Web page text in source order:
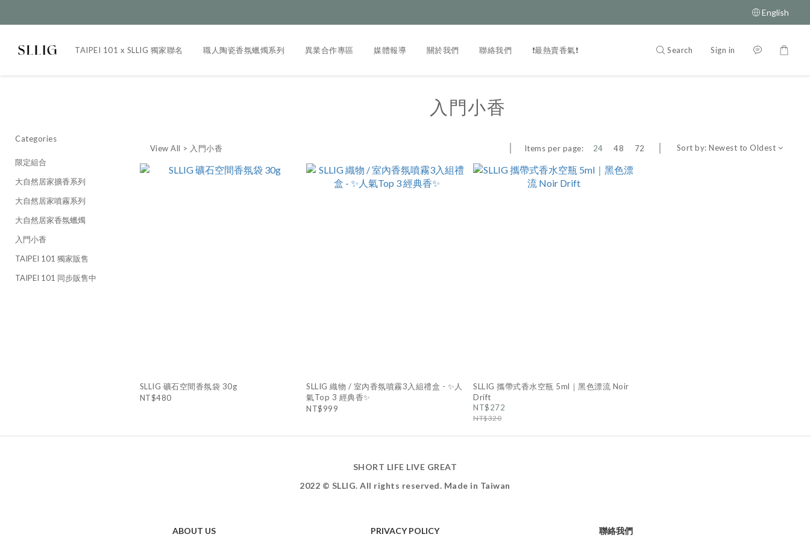
English
TAIPEI 101 x SLLIG 獨家聯名 職人陶瓷香氛蠟燭系列 異業合作專區 媒體報導 關於我們 聯絡我們 ❗️最熱賣香氣❗️ Search Sign in
Categories
限定組合
大自然居家擴香系列
大自然居家噴霧系列
大自然居家香氛蠟燭
入門小香
TAIPEI 101 獨家販售
TAIPEI 101 同步販售中
入門小香
View All > 入門小香 Items per page: 24 48 72 Sort by: Newest to Oldest
SLLIG 礦石空間香氛袋 30g
NT$480
SLLIG 織物 / 室內香氛噴霧3入組禮盒 - ✨人
氣Top 3 經典香✨
NT$999
SLLIG 攜帶式香水空瓶 5ml｜黑色漂流 Noir
Drift
NT$272
NT$320
SHORT LIFE LIVE GREAT
2022 © SLLIG. All rights reserved. Made in Taiwan
ABOUT US PRIVACY POLICY 聯絡我們